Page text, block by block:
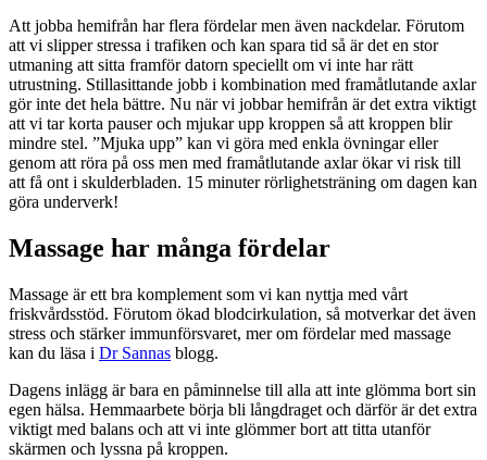
Att jobba hemifrån har flera fördelar men även nackdelar. Förutom
att vi slipper stressa i trafiken och kan spara tid så är det en stor
utmaning att sitta framför datorn speciellt om vi inte har rätt
utrustning. Stillasittande jobb i kombination med framåtlutande axlar
gör inte det hela bättre. Nu när vi jobbar hemifrån är det extra viktigt
att vi tar korta pauser och mjukar upp kroppen så att kroppen blir
mindre stel. ”Mjuka upp” kan vi göra med enkla övningar eller
genom att röra på oss men med framåtlutande axlar ökar vi risk till
att få ont i skulderbladen. 15 minuter rörlighetsträning om dagen kan
göra underverk!
Massage har många fördelar
Massage är ett bra komplement som vi kan nyttja med vårt
friskvårdsstöd. Förutom ökad blodcirkulation, så motverkar det även
stress och stärker immunförsvaret, mer om fördelar med massage
kan du läsa i Dr Sannas blogg.
Dagens inlägg är bara en påminnelse till alla att inte glömma bort sin
egen hälsa. Hemmaarbete börja bli långdraget och därför är det extra
viktigt med balans och att vi inte glömmer bort att titta utanför
skärmen och lyssna på kroppen.